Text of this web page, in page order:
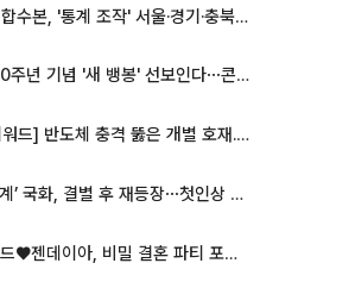
합수본, '통계 조작' 서울·경기·충북 선관위 등 추가 압수수색
빅뱅, 20주년 기념 '새 뱅봉' 선보인다⋯콘서트 앞두고 팝업 개최
[증시키워드] 반도체 충격 뚫은 개별 호재...포스코퓨처엠·에코프로·한화솔루션 '눈길'
‘나솔사계’ 국화, 결별 후 재등장⋯첫인상 투표 휩쓸고 ‘인기녀’ 등극
톰 홀랜드♥젠데이아, 비밀 결혼 파티 포착⋯호텔 대관비만 9억